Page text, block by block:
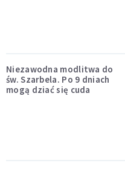
Niezawodna modlitwa do
św. Szarbela. Po 9 dniach
mogą dziać się cuda